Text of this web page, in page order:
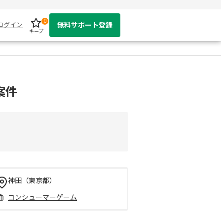
グイン
キープ
0
無料サポート登録
件
神田（東京都）
コンシューマーゲーム